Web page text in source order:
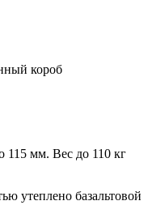
короб
115 мм. Вес до 110 кг
утеплено базальтовой